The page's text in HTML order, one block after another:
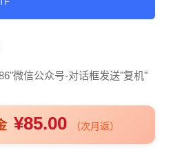
微信公众号-对话框发送"复机"
¥85.00 （次月返）